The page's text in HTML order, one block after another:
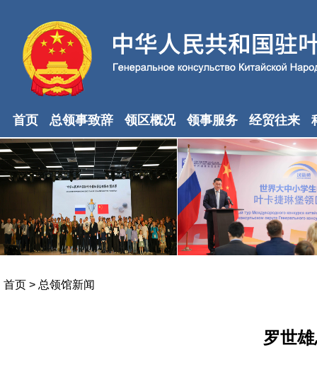
首页 总领事致辞 领区概况 领事服务 经贸往来
首页 > 总领馆新闻
罗世